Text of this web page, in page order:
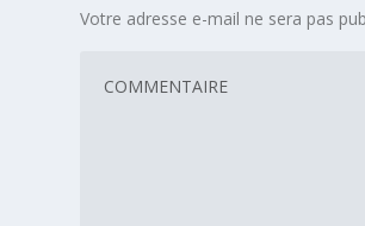
Votre adresse e-mail ne sera pas